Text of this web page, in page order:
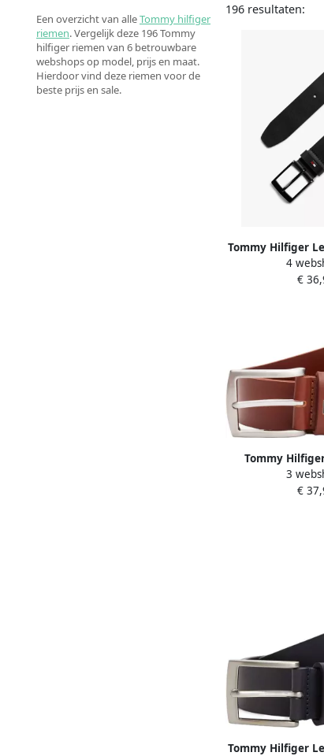
Een overzicht van alleTommy hilfiger
riemen. Vergelijk deze 196 Tommy
hilfiger riemen van 6 betrouwbare
webshops op model, prijs en maat.
Hierdoor vind deze riemen voor de
beste prijs en sale.
196 resultaten:
Tommy Hilfiger
3.5 EXT
eenvoudige
4
€
Tommy
DENTON 3 5
met vlaglabel
3
€
Tommy Hilfiger